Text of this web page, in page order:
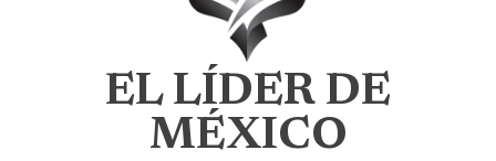
EL LÍDER DE
MÉXICO